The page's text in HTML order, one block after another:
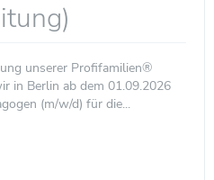
unserer Profifamilien®
in Berlin ab dem 01.09.2026
(m/w/d) für die...